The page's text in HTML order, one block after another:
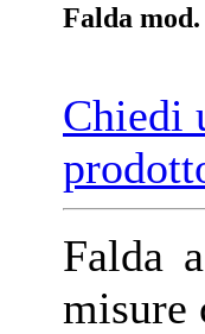
Falda
Chiedi
Falda
misure